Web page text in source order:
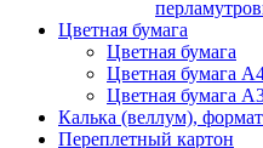
Цветная бумага
Цветная бумага
Цветная бумага
Цветная бумага
Калька (веллум),
Переплетный картон